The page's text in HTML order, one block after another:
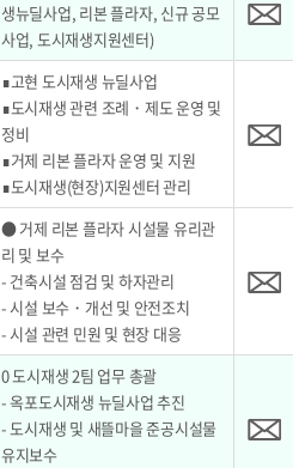
생뉴딜사업, 리본 플라자, 신규 공모
사업, 도시재생지원센터)
∎고현 도시재생 뉴딜사업
∎도시재생 관련 조례・제도 운영 및
정비
∎거제 리본 플라자 운영 및 지원
∎도시재생(현장)지원센터 관리
● 거제 리본 플라자 시설물 유리관
리 및 보수
- 건축시설 점검 및 하자관리
- 시설 보수・개선 및 안전조치
- 시설 관련 민원 및 현장 대응
0 도시재생 2팀 업무 총괄
- 옥포도시재생 뉴딜사업 추진
- 도시재생 및 새뜰마을 준공시설물
유지보수